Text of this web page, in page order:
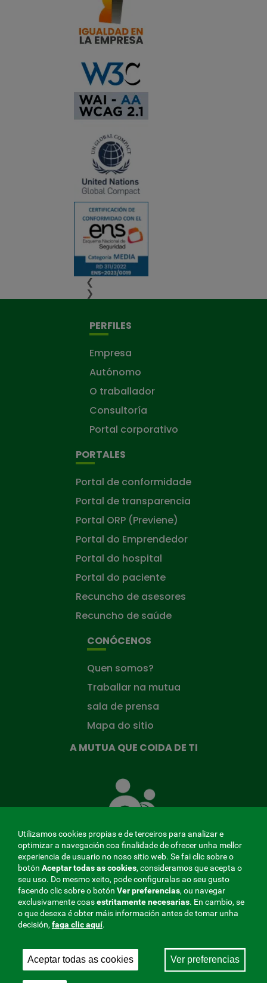
❮
❯
PERFILES
Empresa
Autónomo
O traballador
Consultoría
Portal corporativo
PORTALES
Portal de conformidade
Portal de transparencia
Portal ORP (Previene)
Portal do Emprendedor
Portal do hospital
Portal do paciente
Recuncho de asesores
Recuncho de saúde
CONÓCENOS
Quen somos?
Traballar na mutua
sala de prensa
Mapa do sitio
A MUTUA QUE COIDA DE TI
Mutua
que
MENÚ
REDES
SOCIALES
V20
Aviso legal|Privacidade
Mutua Colaboradora coa Seguridade Social, 275.
Utilizamos cookies propias e de terceiros para analizar e
optimizar a navegación coa finalidade de ofrecer unha mellor
experiencia de usuario no noso sitio web. Se fai clic sobre o
botón Aceptar todas as cookies, consideramos que acepta o
seu uso. Do mesmo xeito, pode configuralas ao seu gusto
facendo clic sobre o botón Ver preferencias, ou navegar
exclusivamente coasestritamentenecesarias. En cambio, se
o que desexa é obter máis información antes de tomar unha
decisión, faga clic aquí.
Aceptar todas as cookies Ver preferencias